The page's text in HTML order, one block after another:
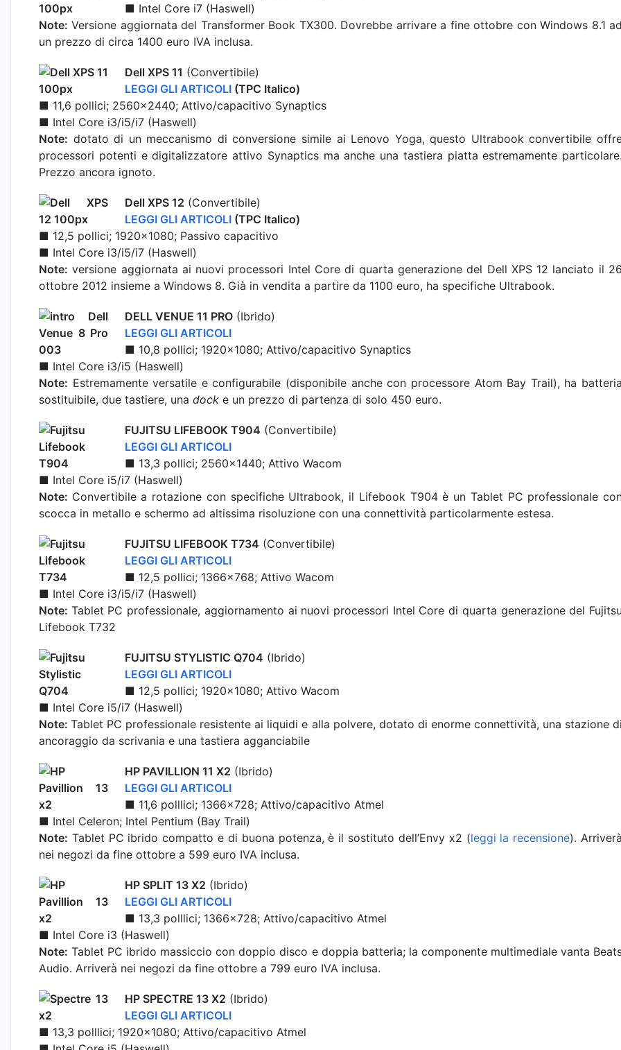
■ Intel Core i7 (Haswell)
Note: Versione aggiornata del Transformer Book TX300. Dovrebbe arrivare a fine ottobre con Windows 8.1
un prezzo di circa 1400 euro IVA inclusa.
Dell XPS 11 (Convertibile)
LEGGI GLI ARTICOLI (TPC Italico)
■ 11,6 pollici; 2560×2440; Attivo/capacitivo Synaptics
■ Intel Core i3/i5/i7 (Haswell)
Note: dotato di un meccanismo di conversione simile ai Lenovo Yoga, questo Ultrabook convertibile
processori potenti e digitalizzatore attivo Synaptics ma anche una tastiera piatta estremamente
Prezzo ancora ignoto.
Dell XPS 12 (Convertibile)
LEGGI GLI ARTICOLI (TPC Italico)
■ 12,5 pollici; 1920×1080; Passivo capacitivo
■ Intel Core i3/i5/i7 (Haswell)
Note: versione aggiornata ai nuovi processori Intel Core di quarta generazione del Dell XPS 12 lanciato il
ottobre 2012 insieme a Windows 8. Già in vendita a partire da 1100 euro, ha specifiche Ultrabook.
DELL VENUE 11 PRO (Ibrido)
LEGGI GLI ARTICOLI
■ 10,8 pollici; 1920×1080; Attivo/capacitivo Synaptics
■ Intel Core i3/i5 (Haswell)
Note: Estremamente versatile e configurabile (disponibile anche con processore Atom Bay Trail), ha
sostituibile, due tastiere, una dock e un prezzo di partenza di solo 450 euro.
FUJITSU LIFEBOOK T904 (Convertibile)
LEGGI GLI ARTICOLI
■ 13,3 pollici; 2560×1440; Attivo Wacom
■ Intel Core i5/i7 (Haswell)
Note: Convertibile a rotazione con specifiche Ultrabook, il Lifebook T904 è un Tablet PC professionale
scocca in metallo e schermo ad altissima risoluzione con una connettività particolarmente estesa.
FUJITSU LIFEBOOK T734 (Convertibile)
LEGGI GLI ARTICOLI
■ 12,5 pollici; 1366×768; Attivo Wacom
■ Intel Core i3/i5/i7 (Haswell)
Note: Tablet PC professionale, aggiornamento ai nuovi processori Intel Core di quarta generazione del
Lifebook T732
FUJITSU STYLISTIC Q704 (Ibrido)
LEGGI GLI ARTICOLI
■ 12,5 pollici; 1920×1080; Attivo Wacom
■ Intel Core i5/i7 (Haswell)
Note:Tablet PC professionale resistente ai liquidi e alla polvere, dotato di enorme connettività, una stazione
ancoraggio da scrivania e una tastiera agganciabile
HP PAVILLION 11 X2 (Ibrido)
LEGGI GLI ARTICOLI
■ 11,6 polllici; 1366×728; Attivo/capacitivo Atmel
■ Intel Celeron; Intel Pentium (Bay Trail)
Note: Tablet PC ibrido compatto e di buona potenza, è il sostituto dell’Envy x2 (leggi la recensione).
nei negozi da fine ottobre a 599 euro IVA inclusa.
HP SPLIT 13 X2 (Ibrido)
LEGGI GLI ARTICOLI
■ 13,3 polllici; 1366×728; Attivo/capacitivo Atmel
■ Intel Core i3 (Haswell)
Note: Tablet PC ibrido massiccio con doppio disco e doppia batteria; la componente multimediale vanta
Audio. Arriverà nei negozi da fine ottobre a 799 euro IVA inclusa.
HP SPECTRE 13 X2 (Ibrido)
LEGGI GLI ARTICOLI
■ 13,3 polllici; 1920×1080; Attivo/capacitivo Atmel